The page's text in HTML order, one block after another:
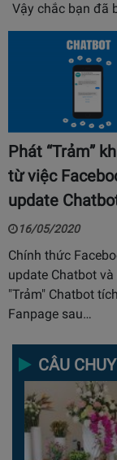
Vậy chắc bạn đã
Phát “Trảm”
từ việc
update
16/05/2020
Chính thức
update Chatbot và
"Trảm" Chatbot
Fanpage sau…
CÂU